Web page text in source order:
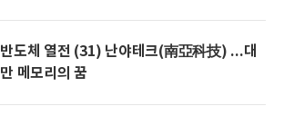
반도체 열전 (31) 난야테크(南亞科技) ...대
만 메모리의 꿈